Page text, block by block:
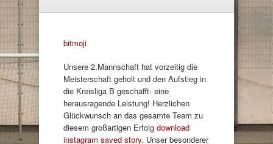
bitmoji
Unsere 2.Mannschaft hat vorzeitig die
Meisterschaft geholt und den Aufstieg in
die Kreisliga B geschafft- eine
herausragende Leistung! Herzlichen
Glückwunsch an das gesamte Team zu
diesem großartigen Erfolg download
instagram saved story. Unser besonderer